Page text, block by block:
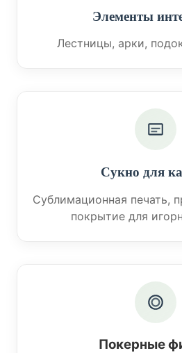
Элементы
Лестницы, арки,
Сукно для
Сублимационная печать,
покрытие для
Покерные